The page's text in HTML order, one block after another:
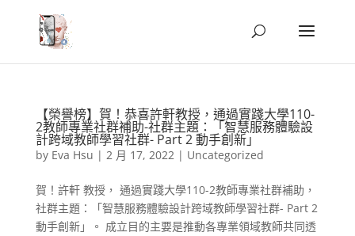
【榮譽榜】賀！恭喜許軒教授，通過實踐大學110-
2教師專業社群補助-社群主題：「智慧服務體驗設
計跨域教師學習社群- Part 2 動手創新」
by Eva Hsu | 2 月 17, 2022| Uncategorized
賀！許軒 教授， 通過實踐大學110-2教師專業社群補助，
社群主題：「智慧服務體驗設計跨域教師學習社群- Part 2
動手創新」。 成立目的主要是推動各專業領域教師共同透